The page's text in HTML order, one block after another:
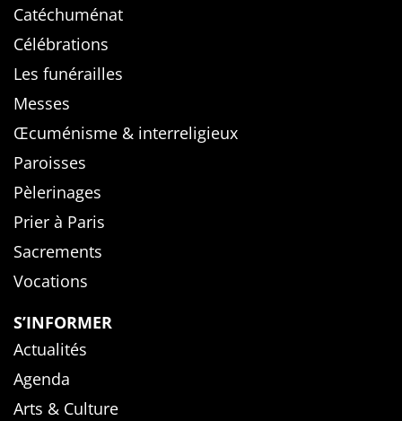
Catéchuménat
Célébrations
Les funérailles
Messes
Œcuménisme & interreligieux
Paroisses
Pèlerinages
Prier à Paris
Sacrements
Vocations
S’INFORMER
Actualités
Agenda
Arts & Culture